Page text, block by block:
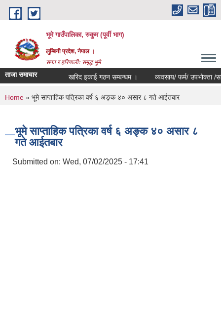
Skip to main content
भूमे गाउँपालिका, रुकुम (पूर्वी भाग)
लुम्बिनी प्रदेश, नेपाल ।
सफा र हरियालीः समृद्ध भूमे
ताजा समाचार खरिद इकाई गठन सम्बन्धम । व्यवसाय/ फर्म/ उपभोक्ता /समिति/
You are here
Home » भूमे साप्ताहिक पत्रिका वर्ष ६ अङ्क ४० असार ८ गते आईतबार
भूमे साप्ताहिक पत्रिका वर्ष ६ अङ्क ४० असार ८
गते आईतबार
Submitted on: Wed, 07/02/2025 - 17:41